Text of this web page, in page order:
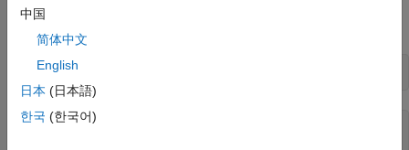
다음 기호 표현식의 실수부를 계산합니다.
real(2*exp(1 + sym(i)))
ans =
中国
简体中文
English
日本 (日本語)
한국 (한국어)